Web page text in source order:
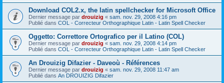
Download COL2.x, the latin spellchecker for Microsoft Office
Dernier message par drouizig « sam. nov. 29, 2008 4:16 pm
Publié dans COL - Correcteur Orthographique Latin - Latin Spell Checker
Oggetto: Correttore Ortografico per il Latino (COL)
Dernier message par drouizig « sam. nov. 29, 2008 4:14 pm
Publié dans COL - Correcteur Orthographique Latin - Latin Spell Checker
An Drouizig Difazier - Daveoù - Références
Dernier message par drouizig « sam. nov. 29, 2008 11:47 am
Publié dans An DROUIZIG Difazier